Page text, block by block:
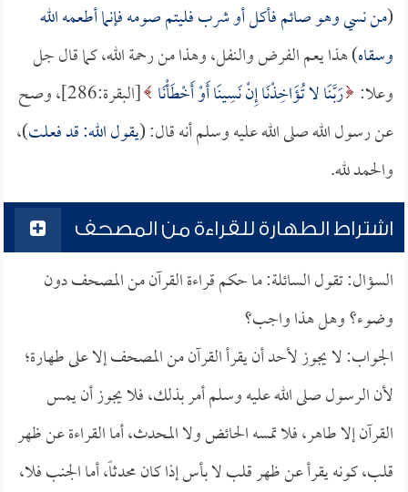
(من نسي وهو صائم فأكل أو شرب فليتم صومه فإنما أطعمه الله
وسقاه) هذا يعم الفرض والنفل، وهذا من رحمة الله، كما قال جل
وعلا: رَبَّنَا لا تُؤَاخِذْنَا إِنْ نَسِينَا أَوْ أَخْطَأْنَا
[البقرة:286]، وصح
عن رسول الله صلى الله عليه وسلم أنه قال: (يقول الله: قد فعلت)،
والحمد لله.
اشتراط الطهارة للقراءة من المصحف
السؤال: تقول السائلة: ما حكم قراءة القرآن من المصحف دون
وضوء؟ وهل هذا واجب؟
الجواب: لا يجوز لأحد أن يقرأ القرآن من المصحف إلا على طهارة؛
لأن الرسول صلى الله عليه وسلم أمر بذلك، فلا يجوز أن يمس
القرآن إلا طاهر، فلا تمسه الحائض ولا المحدث، أما القراءة عن ظهر
قلب، كونه يقرأ عن ظهر قلب لا بأس إذا كان محدثاً، أما الجنب فلا،